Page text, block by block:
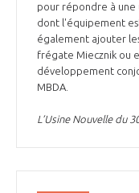
pour répondre à
dont l'équipement
également ajouter
frégate Miecznik ou
développement
MBDA.
L’Usine Nouvelle du